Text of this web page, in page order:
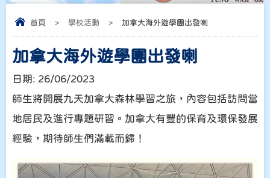
首頁 > 學校活動 > 加拿大海外遊學團出發喇
加拿大海外遊學團出發喇
日期: 26/06/2023
師生將開展九天加拿大森林學習之旅，內容包括訪問當
地居民及進行專題研習。加拿大有豐的保育及環保發展
經驗，期待師生們滿載而歸！